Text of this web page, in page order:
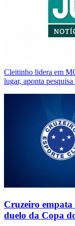
Cleitinho lidera em
lugar, aponta
Cruzeiro empata
duelo da Copa